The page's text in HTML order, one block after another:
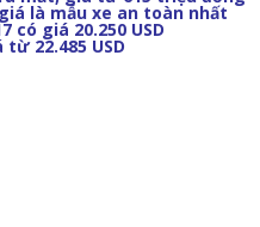
là mẫu xe an toàn nhất
có giá 20.250 USD
22.485 USD